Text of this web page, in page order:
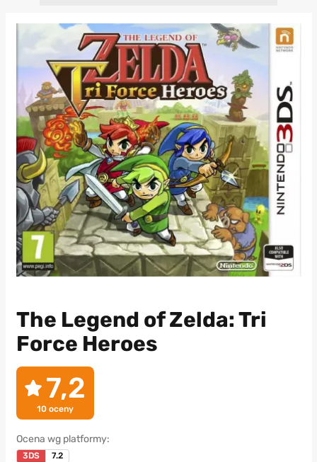
The Legend of Zelda: Tri
Force Heroes
7,2
10oceny
Ocena wg platformy:
3DS 7.2